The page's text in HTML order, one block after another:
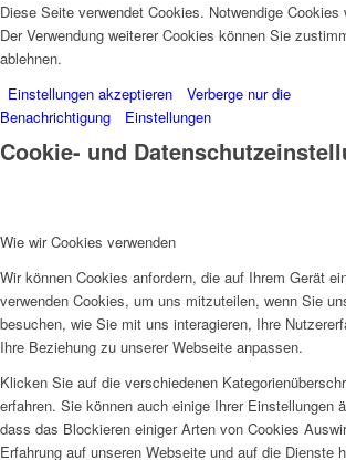
Diese Seite verwendet Cookies. Notwendige
Der Verwendung weiterer Cookies können Sie
ablehnen.
Einstellungen akzeptieren
Verberge nur die
Benachrichtigung
Einstellungen
Cookie- und
Wie wir Cookies verwenden
Wir können Cookies anfordern, die auf Ihrem Gerät
verwenden Cookies, um uns mitzuteilen, wenn Sie
besuchen, wie Sie mit uns interagieren, Ihre
Ihre Beziehung zu unserer Webseite anpassen.
Klicken Sie auf die verschiedenen
erfahren. Sie können auch einige Ihrer Einstellungen
dass das Blockieren einiger Arten von Cookies
Erfahrung auf unseren Webseite und auf die Dienste